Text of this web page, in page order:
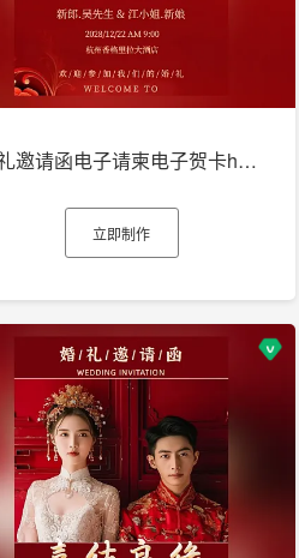
婚礼邀请函电子请柬电子贺卡h5制作
立即制作